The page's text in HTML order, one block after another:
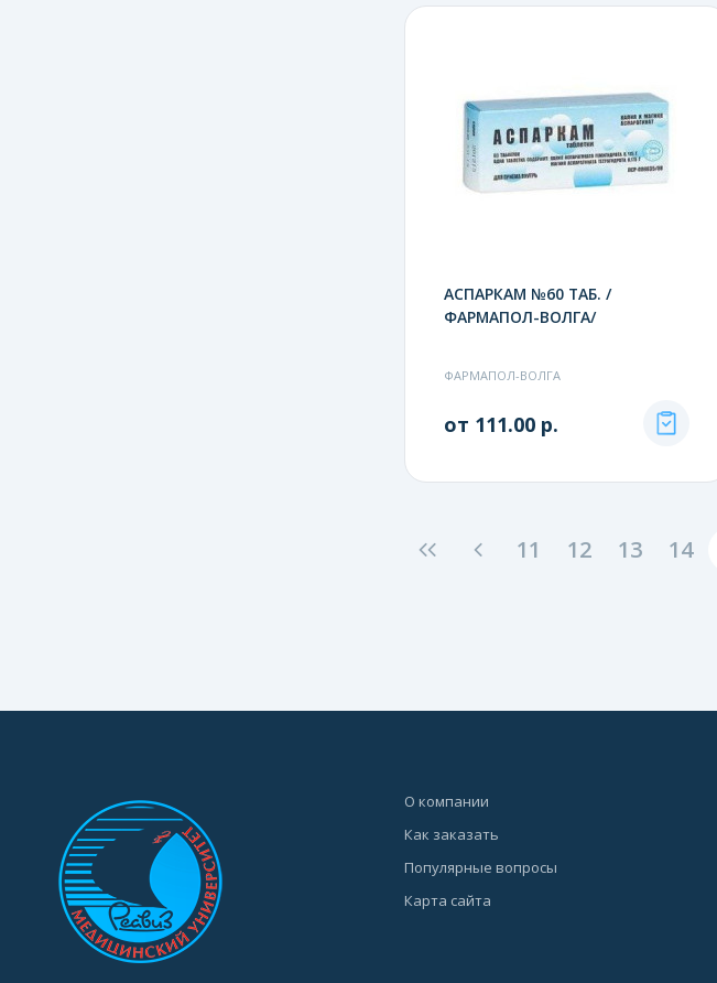
АСПАРКАМ №60 ТАБ. /
ФАРМАПОЛ-ВОЛГА/
ФАРМАПОЛ-ВОЛГА
от 111.00 р.
11 12 13 14
О компании
Как заказать
Популярные вопросы
Карта сайта